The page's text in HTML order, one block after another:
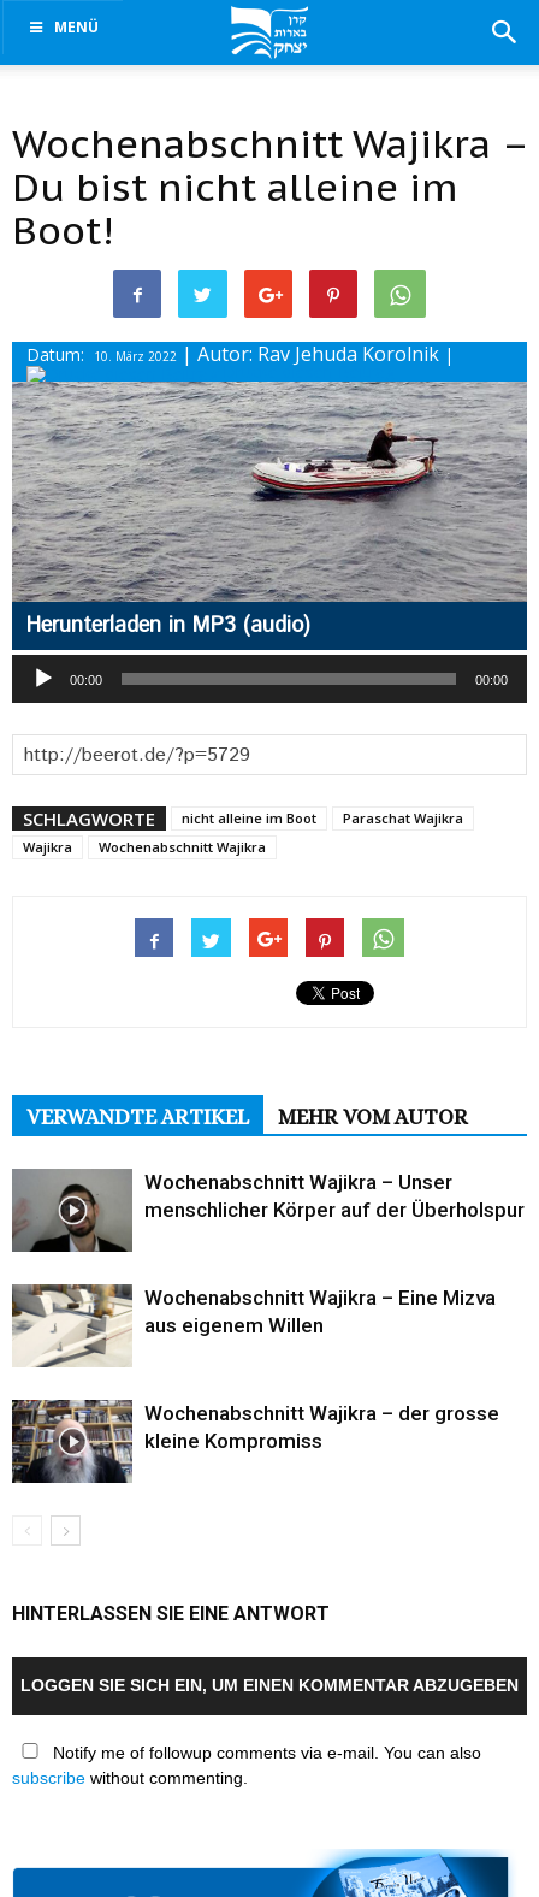
MENÜ
Wochenabschnitt Wajikra –
Du bist nicht alleine im
Boot!
Datum: 10. März 2022 | Autor: Rav Jehuda Korolnik |
Drucke diesen Beitrag
Herunterladen in MP3 (audio)
Audio-
Player
00:00 00:00
SCHLAGWORTE nicht alleine im Boot
Paraschat Wajikra
Wajikra
Wochenabschnitt Wajikra
VERWANDTE ARTIKEL MEHR VOM AUTOR
Wochenabschnitt Wajikra – Unser
menschlicher Körper auf der Überholspur
Wochenabschnitt Wajikra – Eine Mizva
aus eigenem Willen
Wochenabschnitt Wajikra – der grosse
kleine Kompromiss
HINTERLASSEN SIE EINE ANTWORT
LOGGEN SIE SICH EIN, UM EINEN KOMMENTAR ABZUGEBEN
Notify me of followup comments via e-mail. You can also
subscribe without commenting.